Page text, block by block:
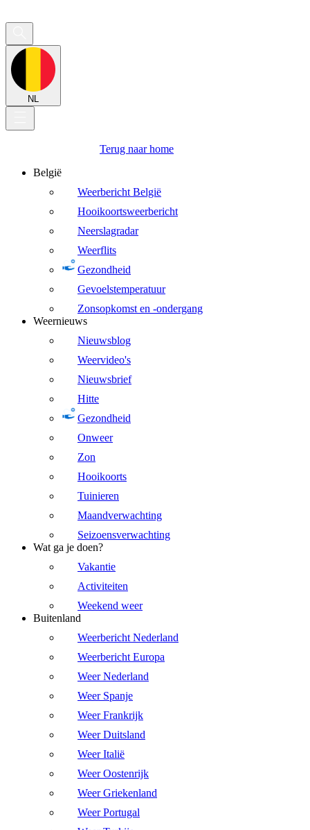
NL
Terug naar home
België
Weerbericht België
Hooikoortsweerbericht
Neerslagradar
Weerflits
Gezondheid
Gevoelstemperatuur
Zonsopkomst en -ondergang
Weernieuws
Nieuwsblog
Weervideo's
Nieuwsbrief
Hitte
Gezondheid
Onweer
Zon
Hooikoorts
Tuinieren
Maandverwachting
Seizoensverwachting
Wat ga je doen?
Vakantie
Activiteiten
Weekend weer
Buitenland
Weerbericht Nederland
Weerbericht Europa
Weer Nederland
Weer Spanje
Weer Frankrijk
Weer Duitsland
Weer Italië
Weer Oostenrijk
Weer Griekenland
Weer Portugal